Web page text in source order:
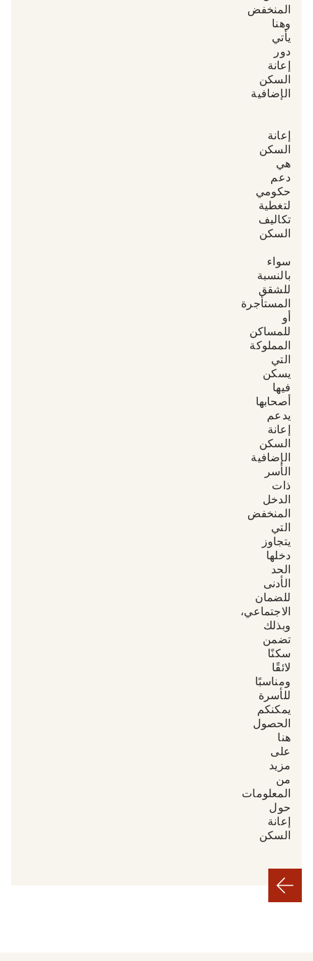
المنخفض.
وهنا
يأتي
دور
«إعانة
السكن
الإضافية»
إعانة
السكن
هي
دعم
حكومي
لتغطية
تكاليف
السكن
سواء
بالنسبة
للشقق
المستأجرة
أو
للمساكن
المملوكة
التي
يسكن
فيها
أصحابها.
يدعم
«إعانة
السكن
الإضافية»
الأسر
ذات
الدخل
المنخفض
التي
يتجاوز
دخلها
الحد
الأدنى
للضمان
الاجتماعي،
وبذلك
تضمن
سكنًا
لائقًا
ومناسبًا
للأسرة.
يمكنكم
الحصول
هنا
على
مزيد
من
المعلومات
حول
إعانة
السكن.